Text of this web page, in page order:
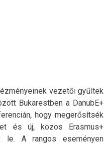
vezetői gyűltek
Bukarestben a DanubE+
hogy megerősítsék
és új, közös Erasmus+
le. A rangos eseményen